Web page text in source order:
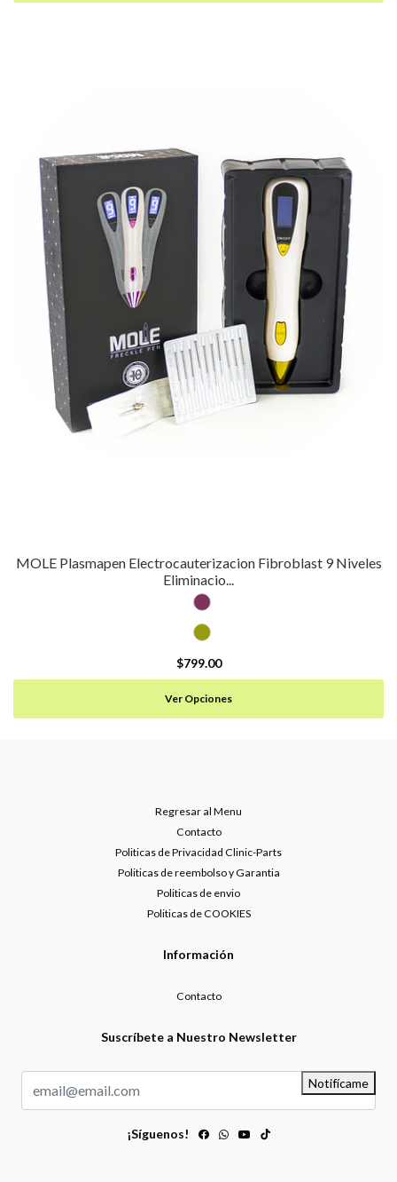
MOLE Plasmapen Electrocauterizacion Fibroblast 9 Niveles
Eliminacio...
$799.00
Ver Opciones
Regresar al Menu
Contacto
Politicas de Privacidad Clinic-Parts
Politicas de reembolso y Garantia
Politicas de envio
Politicas de COOKIES
Información
Contacto
Suscríbete a Nuestro Newsletter
Notifícame
¡Síguenos!